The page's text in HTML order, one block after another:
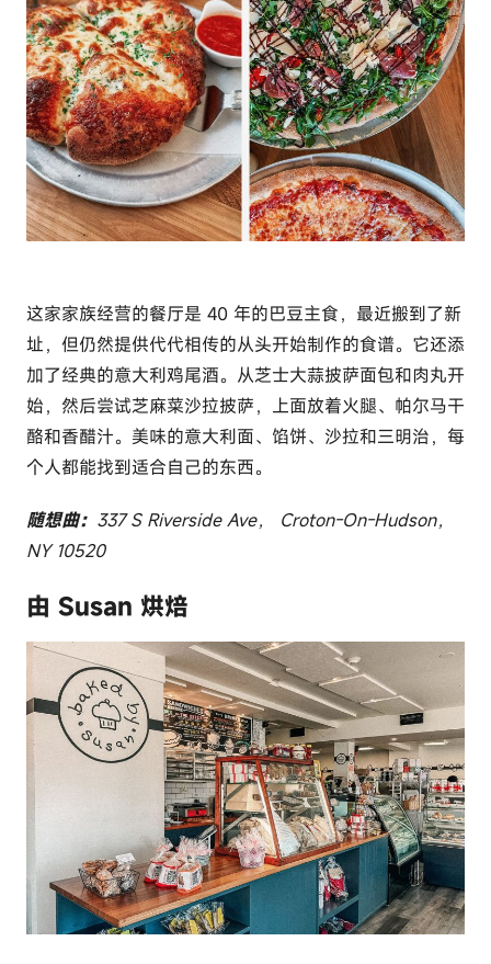
这家家族经营的餐厅是 40 年的巴豆主食，最近搬到了新
址，但仍然提供代代相传的从头开始制作的食谱。它还添
加了经典的意大利鸡尾酒。从芝士大蒜披萨面包和肉丸开
始，然后尝试芝麻菜沙拉披萨，上面放着火腿、帕尔马干
酪和香醋汁。美味的意大利面、馅饼、沙拉和三明治，每
个人都能找到适合自己的东西。
随想曲： 337 S Riverside Ave， Croton-On-Hudson，
NY 10520
由 Susan 烘焙